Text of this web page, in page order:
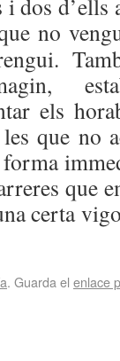
dos d’ells
no
els
que no
que
certa
. Guarda el enlace